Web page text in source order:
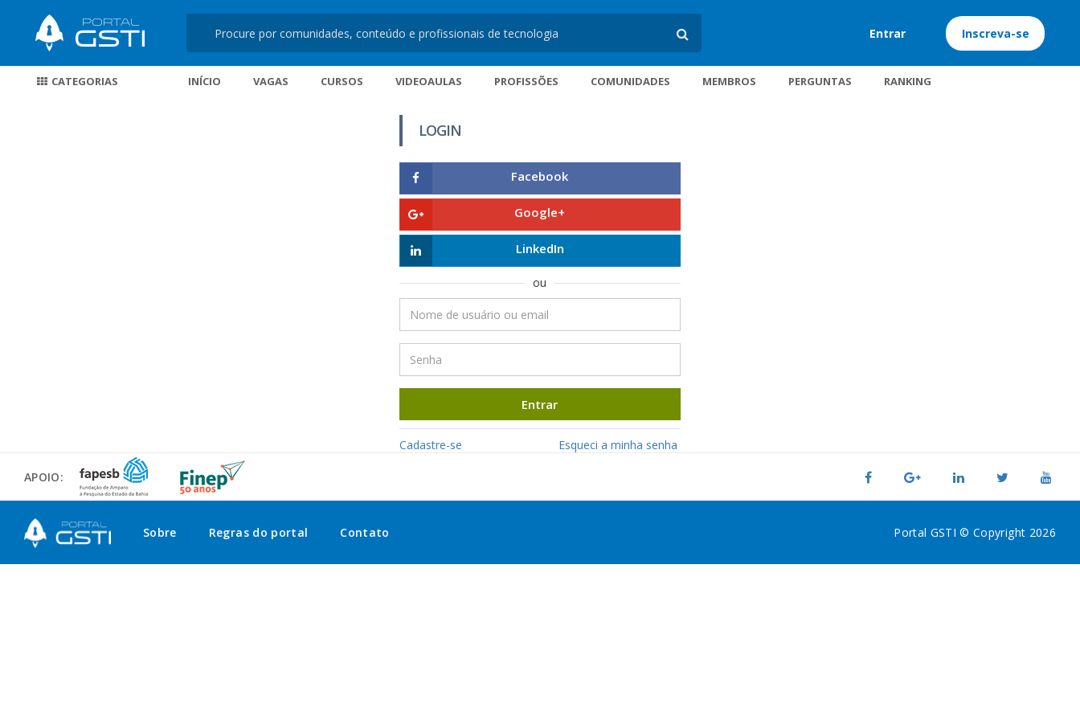
Entrar Inscreva-se
CATEGORIAS INÍCIO VAGAS CURSOS VIDEOAULAS PROFISSÕES COMUNIDADES MEMBROS PERGUNTAS RANKING
LOGIN
Facebook
Google+
LinkedIn
ou
Entrar
Cadastre-se Esqueci a minha senha
APOIO:
Sobre Regras do portal Contato Portal GSTI © Copyright 2026